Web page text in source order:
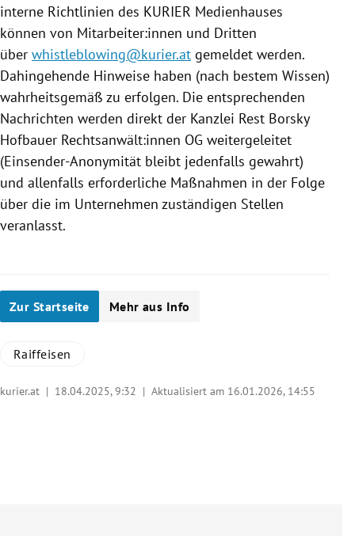
interne Richtlinien des KURIER Medienhauses
können von Mitarbeiter:innen und Dritten
über whistleblowing@kurier.at gemeldet werden.
Dahingehende Hinweise haben (nach bestem Wissen)
wahrheitsgemäß zu erfolgen. Die entsprechenden
Nachrichten werden direkt der Kanzlei Rest Borsky
Hofbauer Rechtsanwält:innen OG weitergeleitet
(Einsender-Anonymität bleibt jedenfalls gewahrt)
und allenfalls erforderliche Maßnahmen in der Folge
über die im Unternehmen zuständigen Stellen
veranlasst.
Zur Startseite Mehr aus Info
Raiffeisen
kurier.at | 18.04.2025, 9:32 | Aktualisiert am 16.01.2026, 14:55